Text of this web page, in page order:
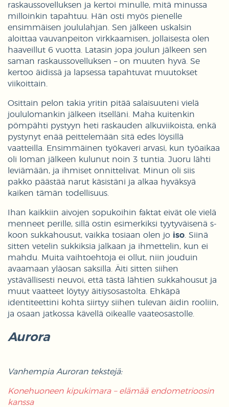
raskaussovelluksen ja kertoi minulle, mitä minussa
milloinkin tapahtuu. Hän osti myös pienelle
ensimmäisen joululahjan. Sen jälkeen uskalsin
aloittaa vauvanpeiton virkkaamisen, jollaisesta olen
haaveillut 6 vuotta. Latasin jopa joulun jälkeen sen
saman raskaussovelluksen – on muuten hyvä. Se
kertoo äidissä ja lapsessa tapahtuvat muutokset
viikoittain.
Osittain pelon takia yritin pitää salaisuuteni vielä
joululomankin jälkeen itselläni. Maha kuitenkin
pömpähti pystyyn heti raskauden alkuviikoista, enkä
pystynyt enää peittelemään sitä edes löysillä
vaatteilla. Ensimmäinen työkaveri arvasi, kun työaikaa
oli loman jälkeen kulunut noin 3 tuntia. Juoru lähti
leviämään, ja ihmiset onnittelivat. Minun oli siis
pakko päästää narut käsistäni ja alkaa hyväksyä
kaiken tämän todellisuus.
Ihan kaikkiin aivojen sopukoihin faktat eivät ole vielä
menneet perille, sillä ostin esimerkiksi tyytyväisenä s-
koon sukkahousut, vaikka tosiaan olen jo iso . Siinä
sitten vetelin sukkiksia jalkaan ja ihmettelin, kun ei
mahdu. Muita vaihtoehtoja ei ollut, niin jouduin
avaamaan yläosan saksilla. Äiti sitten siihen
ystävällisesti neuvoi, että tästä lähtien sukkahousut ja
muut vaatteet löytyy äitiysosastolta. Ehkäpä
identiteettini kohta siirtyy siihen tulevan äidin rooliin,
ja osaan jatkossa kävellä oikealle vaateosastolle.
Aurora
Vanhempia Auroran tekstejä:
Konehuoneen kipukimara – elämää endometrioosin
kanssa